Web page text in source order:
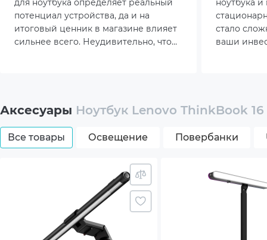
Сеть (LAN/WiFi/Bluetooth)
Wi-Fi
для ноутбука определяет реальный
потенциал устройства, да и на
итоговый ценник в магазине влияет
сильнее всего. Неудивительно, что
просчитать, как именно покажет себя
выбранный лэптоп в реальных
рабочих задачах.
ноутбука
стало
ваши
Аксесуары Ноутбук Lenovo ThinkBook 16
Все товары Освещение Повербанки